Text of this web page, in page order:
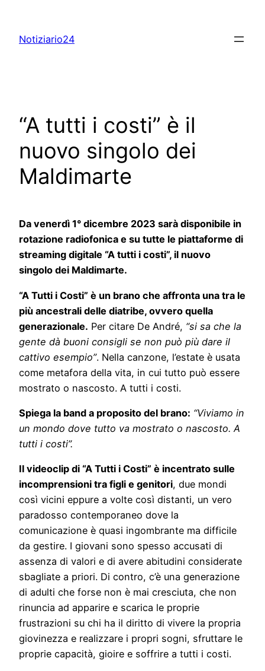
content
Notiziario24
“A tutti i costi” è il
nuovo singolo dei
Maldimarte
Da venerdì 1° dicembre 2023 sarà disponibile in
rotazione radiofonica e su tutte le piattaforme di
streaming digitale “A tutti i costi”, il nuovo
singolo dei Maldimarte.
“A Tutti i Costi” è un brano che affronta una tra le
più ancestrali delle diatribe, ovvero quella
generazionale. Per citare De André, “si sa che la
gente dà buoni consigli se non può più dare il
cattivo esempio”. Nella canzone, l’estate è usata
come metafora della vita, in cui tutto può essere
mostrato o nascosto. A tutti i costi.
Spiega la band a proposito del brano: “Viviamo in
un mondo dove tutto va mostrato o nascosto. A
tutti i costi”.
Il videoclip di “A Tutti i Costi” è incentrato sulle
incomprensioni tra figli e genitori, due mondi
così vicini eppure a volte così distanti, un vero
paradosso contemporaneo dove la
comunicazione è quasi ingombrante ma difficile
da gestire. I giovani sono spesso accusati di
assenza di valori e di avere abitudini considerate
sbagliate a priori. Di contro, c’è una generazione
di adulti che forse non è mai cresciuta, che non
rinuncia ad apparire e scarica le proprie
frustrazioni su chi ha il diritto di vivere la propria
giovinezza e realizzare i propri sogni, sfruttare le
proprie capacità, gioire e soffrire a tutti i costi.